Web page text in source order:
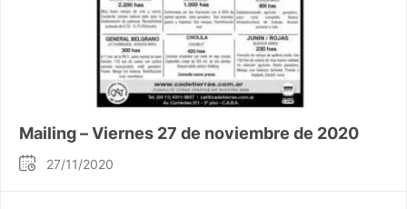
Mailing – Viernes 27 de noviembre de 2020
27/11/2020